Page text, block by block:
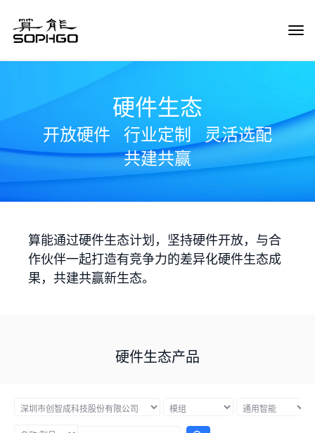
硬件生态
开放硬件 行业定制
灵活选配
共建共赢
算能通过硬件生态计划，坚持硬件开放，与合
作伙伴一起打造有竞争力的差异化硬件生态成
果，共建共赢新生态。
硬件生态产品